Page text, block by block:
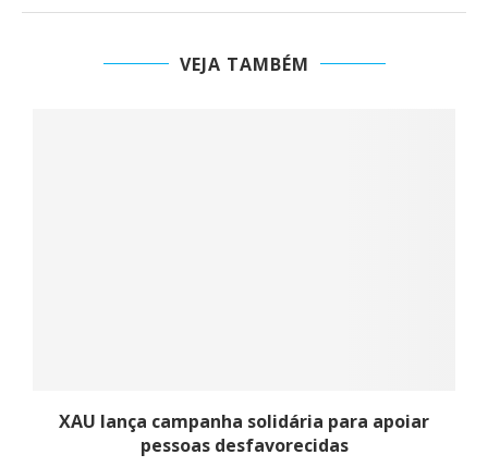
VEJA TAMBÉM
XAU lança campanha solidária para apoiar
pessoas desfavorecidas